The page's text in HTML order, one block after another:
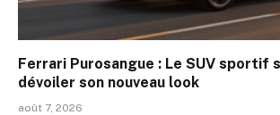
Ferrari Purosangue : Le SUV sportif
dévoiler son nouveau look
août 7, 2026